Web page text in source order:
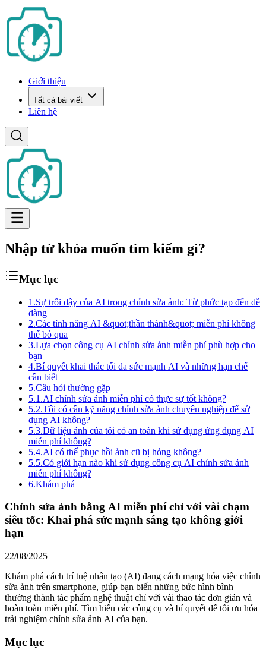
Giới thiệu
Tất cả bài viết
Liên hệ
Nhập từ khóa muốn tìm kiếm gì?
Mục lục
1.Sự trỗi dậy của AI trong chỉnh sửa ảnh: Từ phức tạp đến dễ
dàng
2.Các tính năng AI &quot;thần thánh&quot; miễn phí không
thể bỏ qua
3.Lựa chọn công cụ AI chỉnh sửa ảnh miễn phí phù hợp cho
bạn
4.Bí quyết khai thác tối đa sức mạnh AI và những hạn chế
cần biết
5.Câu hỏi thường gặp
5.1.AI chỉnh sửa ảnh miễn phí có thực sự tốt không?
5.2.Tôi có cần kỹ năng chỉnh sửa ảnh chuyên nghiệp để sử
dụng AI không?
5.3.Dữ liệu ảnh của tôi có an toàn khi sử dụng ứng dụng AI
miễn phí không?
5.4.AI có thể phục hồi ảnh cũ bị hỏng không?
5.5.Có giới hạn nào khi sử dụng công cụ AI chỉnh sửa ảnh
miễn phí không?
6.Khám phá
Chỉnh sửa ảnh bằng AI miễn phí chỉ với vài chạm
siêu tốc: Khai phá sức mạnh sáng tạo không giới
hạn
22/08/2025
Khám phá cách trí tuệ nhân tạo (AI) đang cách mạng hóa việc chỉnh
sửa ảnh trên smartphone, giúp bạn biến những bức hình bình
thường thành tác phẩm nghệ thuật chỉ với vài thao tác đơn giản và
hoàn toàn miễn phí. Tìm hiểu các công cụ và bí quyết để tối ưu hóa
trải nghiệm chỉnh sửa ảnh AI của bạn.
Mục lục